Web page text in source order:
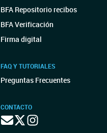
BFA Repositorio recibos
BFA Verificación
Firma digital
FAQ Y TUTORIALES
Preguntas Frecuentes
CONTACTO